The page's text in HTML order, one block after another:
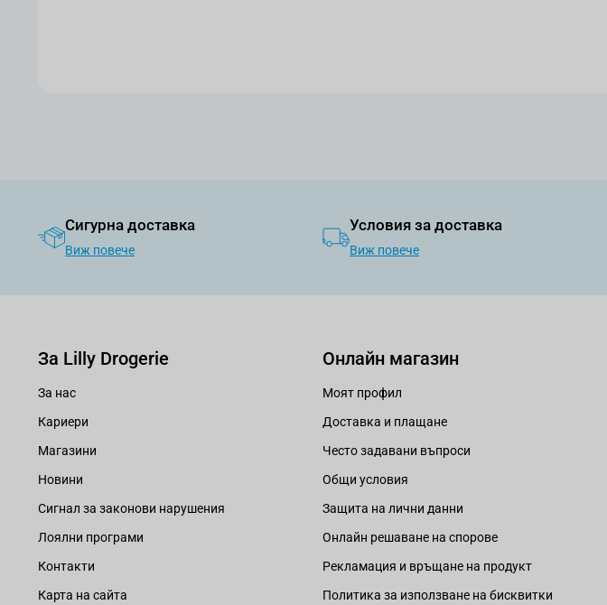
Сигурна доставка
Виж повече
Условия за доставка
Виж повече
За Lilly Drogerie
За нас
Кариери
Магазини
Новини
Сигнал за законови нарушения
Лоялни програми
Контакти
Карта на сайта
Онлайн магазин
Моят профил
Доставка и плащане
Често задавани въпроси
Общи условия
Защита на лични данни
Онлайн решаване на спорове
Рекламация и връщане на продукт
Политика за използване на бисквитки